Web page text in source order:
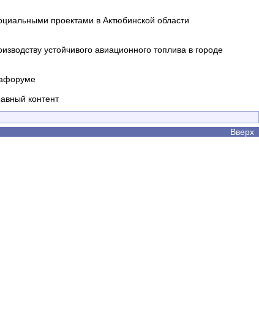
проектами в Актюбинской области
устойчивого авиационного топлива в городе
контент
Вверх